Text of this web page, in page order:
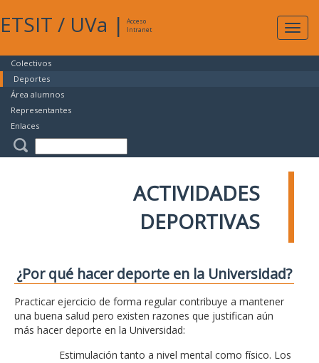
ETSIT / UVa |
Acceso
Intranet
Colectivos
Deportes
Área alumnos
Representantes
Enlaces
ACTIVIDADES
DEPORTIVAS
¿Por qué hacer deporte en la Universidad?
Practicar ejercicio de forma regular contribuye a mantener
una buena salud pero existen razones que justifican aún
más hacer deporte en la Universidad:
Estimulación tanto a nivel mental como físico. Los